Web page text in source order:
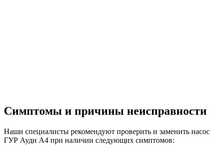
Симптомы и причины неисправности
Наши специалисты рекомендуют проверить и заменить насос
ГУР Ауди А4 при наличии следующих симптомов: